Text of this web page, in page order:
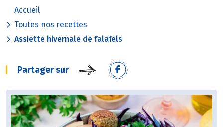
Accueil
Toutes nos recettes
Assiette hivernale de falafels
Partager sur